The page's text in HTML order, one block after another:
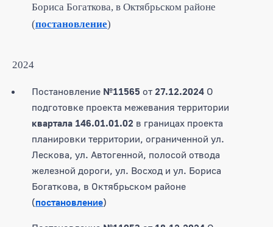
Бориса Богаткова, в Октябрьском районе
(постановление)
2024
Постановление №11565 от 27.12.2024 О
подготовке проекта межевания территории
квартала 146.01.01.02 в границах проекта
планировки территории, ограниченной ул.
Лескова, ул. Автогенной, полосой отвода
железной дороги, ул. Восход и ул. Бориса
Богаткова, в Октябрьском районе
(постановление)